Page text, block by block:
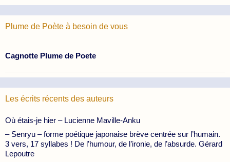
Plume de Poète à besoin de vous
Cagnotte Plume de Poete
Les écrits récents des auteurs
Où étais-je hier – Lucienne Maville-Anku
– Senryu – forme poétique japonaise brève centrée sur l’humain.
3 vers, 17 syllabes ! De l’humour, de l’ironie, de l’absurde. Gérard
Lepoutre